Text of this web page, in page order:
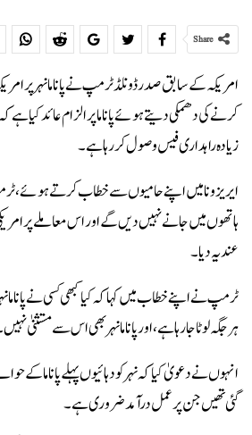
Share
امریکہ کے سابق صدر ڈونلڈ ٹرمپ نے پاناما نہر پر
کرنے کی دھمکی دیتے ہوئے پاناما پر الزام عائد کیا ہے
زیادہ راہداری فیس وصول کر رہا ہے۔
ایریزونا میں اپنے حامیوں سے خطاب کرتے ہوئے، ٹرمپ
ہاتھوں میں جانے نہیں دیں گے اور اس معاملے پر
عندیہ دیا۔
ٹرمپ نے اپنے خطاب میں کہا کہ کیا کبھی کسی نے
ہر جگہ لوٹا جا رہا ہے، اور پاناما نہر بھی اس سے مستثنیٰ
انہوں نے دعویٰ کیا کہ نہر کو دہائیوں پہلے پاناما کے
گئی تھیں جن پر عمل درآمد ضروری ہے۔